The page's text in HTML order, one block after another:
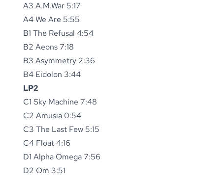
A3 A.M.War 5:17
A4 We Are 5:55
B1 The Refusal 4:54
B2 Aeons 7:18
B3 Asymmetry 2:36
B4 Eidolon 3:44
LP2
C1 Sky Machine 7:48
C2 Amusia 0:54
C3 The Last Few 5:15
C4 Float 4:16
D1 Alpha Omega 7:56
D2 Om 3:51